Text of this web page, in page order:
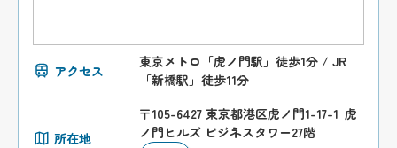
アクセス
東京メトロ「虎ノ門駅」徒歩1分 / JR
「新橋駅」徒歩11分
所在地
〒105-6427 東京都港区虎ノ門1-17-1 虎
ノ門ヒルズ ビジネスタワー27階